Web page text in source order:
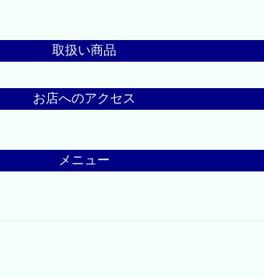
取扱い商品
お店へのアクセス
メニュー